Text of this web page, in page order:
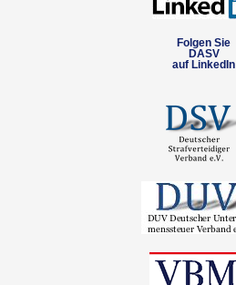
Folgen Sie
DASV
auf LinkedIn